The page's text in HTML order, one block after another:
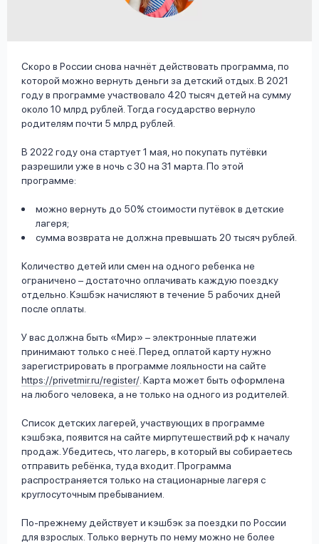
Скоро в России снова начнёт действовать программа, по
которой можно вернуть деньги за детский отдых. В 2021
году в программе участвовало 420 тысяч детей на сумму
около 10 млрд рублей. Тогда государство вернуло
родителям почти 5 млрд рублей.
В 2022 году она стартует 1 мая, но покупать путёвки
разрешили уже в ночь с 30 на 31 марта. По этой
программе:
можно вернуть до 50% стоимости путёвок в детские
лагеря;
сумма возврата не должна превышать 20 тысяч рублей.
Количество детей или смен на одного ребенка не
ограничено – достаточно оплачивать каждую поездку
отдельно. Кэшбэк начисляют в течение 5 рабочих дней
после оплаты.
У вас должна быть «Мир» – электронные платежи
принимают только с неё. Перед оплатой карту нужно
зарегистрировать в программе лояльности на сайте
https://privetmir.ru/register/. Карта может быть оформлена
на любого человека, а не только на одного из родителей.
Список детских лагерей, участвующих в программе
кэшбэка, появится на сайте мирпутешествий.рф к началу
продаж. Убедитесь, что лагерь, в который вы собираетесь
отправить ребёнка, туда входит. Программа
распространяется только на стационарные лагеря с
круглосуточным пребыванием.
По-прежнему действует и кэшбэк за поездки по России
для взрослых. Только вернуть по нему можно не более
Войти под другим номером
на
вопросы